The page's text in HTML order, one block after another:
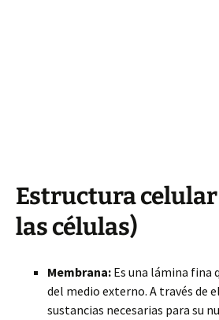
Estructura celular
las células)
Membrana: Es una lámina fina
del medio externo. A través de
sustancias necesarias para su